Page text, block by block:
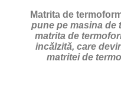
Matrita de
pune pe masina de
matrita de
incălzită, care
matritei de